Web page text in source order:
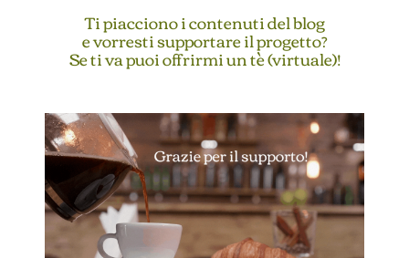
Ti piacciono i contenuti del blog
e vorresti supportare il progetto?
Se ti va puoi offrirmi un tè (virtuale)!